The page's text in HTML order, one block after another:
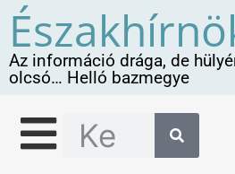
Az információ drága, de
olcsó… Helló bazmegye